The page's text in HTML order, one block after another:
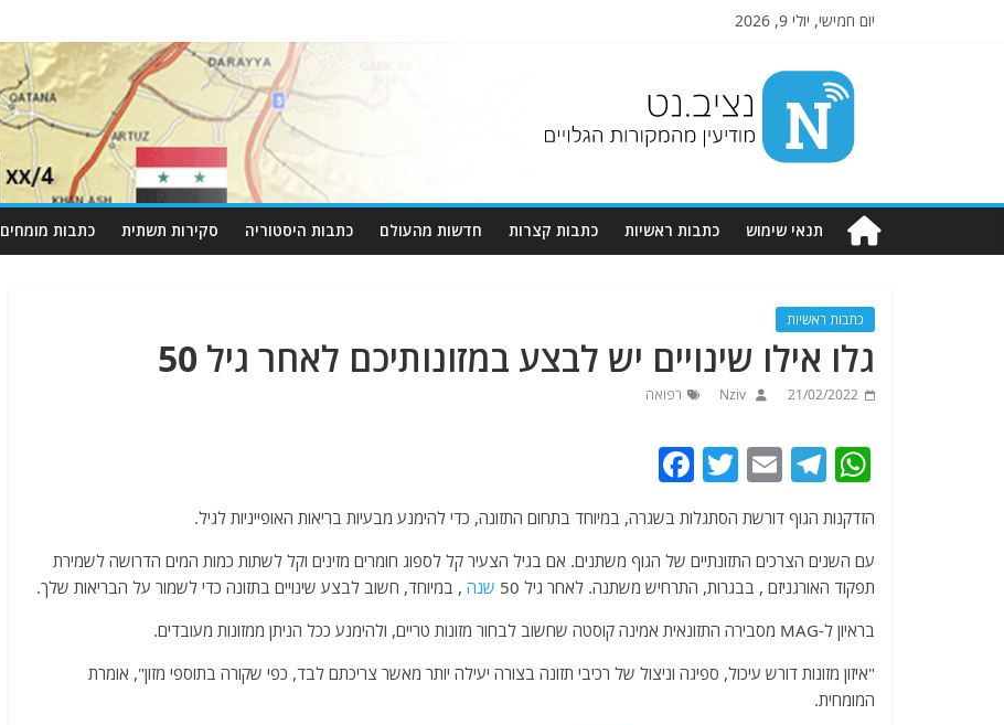
יום חמישי, יולי 9, 2026
Nziv.net
מודיעין
מהמקורות
תנאי שימוש כתבות ראשיות כתבות קצרות חדשות מהעולם כתבות היסטוריה סקירות תשתית כתבות מומחים
כתבות ראשיות
גלו אילו שינויים יש לבצע במזונותיכם לאחר גיל 50
21/02/2022
Nziv רפואה
W
at
s
A
p
p
T
e
g
ra
m
E
ai
l
T
w
itt
er
c
e
b
o
o
הזדקנות הגוף דורשת הסתגלות בשגרה, במיוחד בתחום התזונה, כדי להימנע מבעיות בריאות האופייניות לגיל.
עם השנים הצרכים התזונתיים של הגוף משתנים. אם בגיל הצעיר קל לספוג חומרים מזינים וקל לשתות כמות המים הדרושה לשמירת
תפקוד האורגניזם , בבגרות, התרחיש משתנה. לאחר גיל 50
שנה , במיוחד, חשוב לבצע שינויים בתזונה כדי לשמור על הבריאות שלך.
בראיון ל-MAG מסבירה התזונאית אמינה קוסטה שחשוב לבחור מזונות טריים, ולהימנע ככל הניתן ממזונות מעובדים.
"איזון מזונות דורש עיכול, ספיגה וניצול של רכיבי תזונה בצורה יעילה יותר מאשר צריכתם לבד, כפי שקורה בתוספי מזון", אומרת
המומחית.